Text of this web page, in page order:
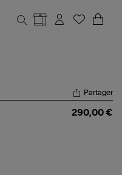
Partager
290,00 €